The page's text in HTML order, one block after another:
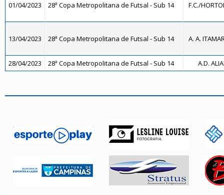
01/04/2023 28ª Copa Metropolitana de Futsal - Sub 14 F.C./
13/04/2023 28ª Copa Metropolitana de Futsal - Sub 14 A. A.
28/04/2023 28ª Copa Metropolitana de Futsal - Sub 14 A.D.